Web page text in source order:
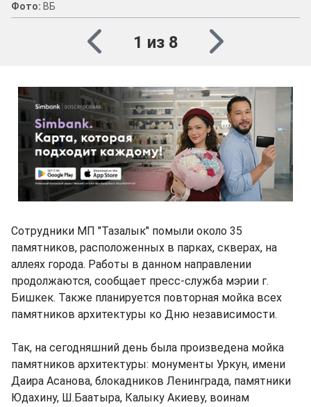
Фото: ВБ
1 из 8
Сотрудники МП "Тазалык" помыли около 35
памятников, расположенных в парках, скверах, на
аллеях города. Работы в данном направлении
продолжаются, сообщает пресс-служба мэрии г.
Бишкек. Также планируется повторная мойка всех
памятников архитектуры ко Дню независимости.
Так, на сегодняшний день была произведена мойка
памятников архитектуры: монументы Уркун, имени
Даира Асанова, блокадников Ленинграда, памятники
Юдахину, Ш.Баатыра, Калыку Акиеву, воинам